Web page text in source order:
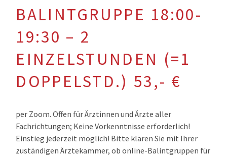
BALINTGRUPPE 18:00-
19:30 – 2
EINZELSTUNDEN (=1
DOPPELSTD.) 53,- €
per Zoom. Offen für Ärztinnen und Ärzte aller
Fachrichtungen; Keine Vorkenntnisse erforderlich!
Einstieg jederzeit möglich! Bitte klären Sie mit Ihrer
zuständigen Ärztekammer, ob online-Balintgruppen für